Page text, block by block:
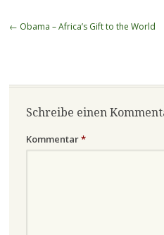
Beitragsnavigation
← Obama – Africa’s Gift to the World
Schreibe einen
Kommentar*